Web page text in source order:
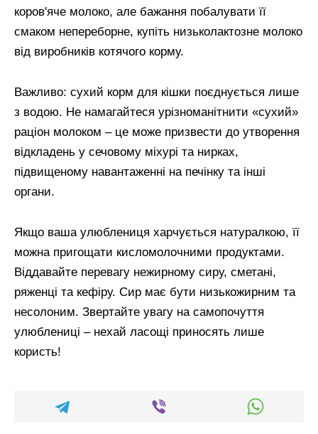
коров'яче молоко, але бажання побалувати її
смаком непереборне, купіть низьколактозне молоко
від виробників котячого корму.
Важливо: сухий корм для кішки поєднується лише
з водою. Не намагайтеся урізноманітнити «сухий»
раціон молоком – це може призвести до утворення
відкладень у сечовому міхурі та нирках,
підвищеному навантаженні на печінку та інші
органи.
Якщо ваша улюблениця харчується натуралкою, її
можна пригощати кисломолочними продуктами.
Віддавайте перевагу нежирному сиру, сметані,
ряженці та кефіру. Сир має бути низькожирним та
несолоним. Звертайте увагу на самопочуття
улюблениці – нехай ласощі приносять лише
користь!